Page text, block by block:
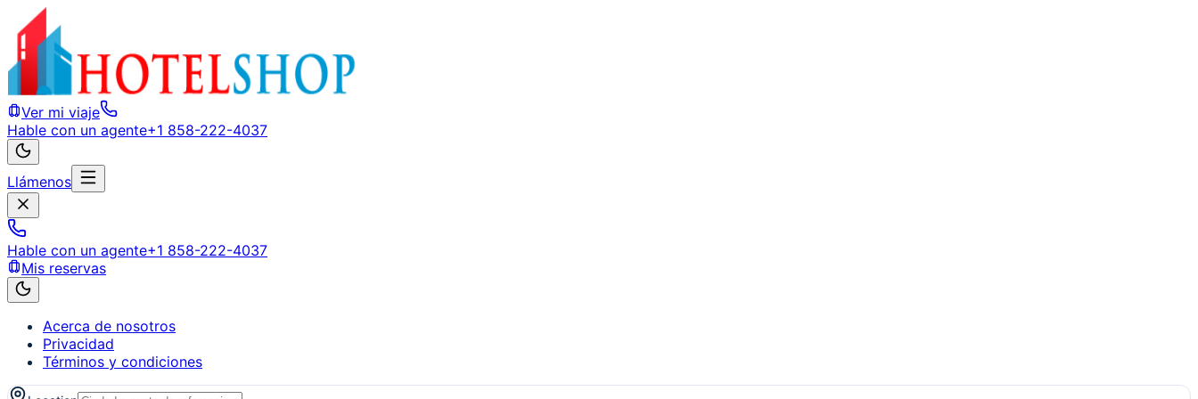
Ver mi viaje
Hable con un agente+1 858-222-4037
Llámenos
Hable con un agente+1 858-222-4037
Mis reservas
Acerca de nosotros
Privacidad
Términos y condiciones